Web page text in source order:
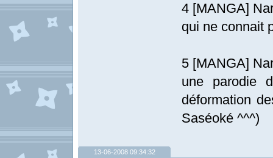
4 [MANGA]
qui ne connait
5 [MANGA]
une parodie
déformation
Saséoké ^^^)
13-06-2008 09:34:32